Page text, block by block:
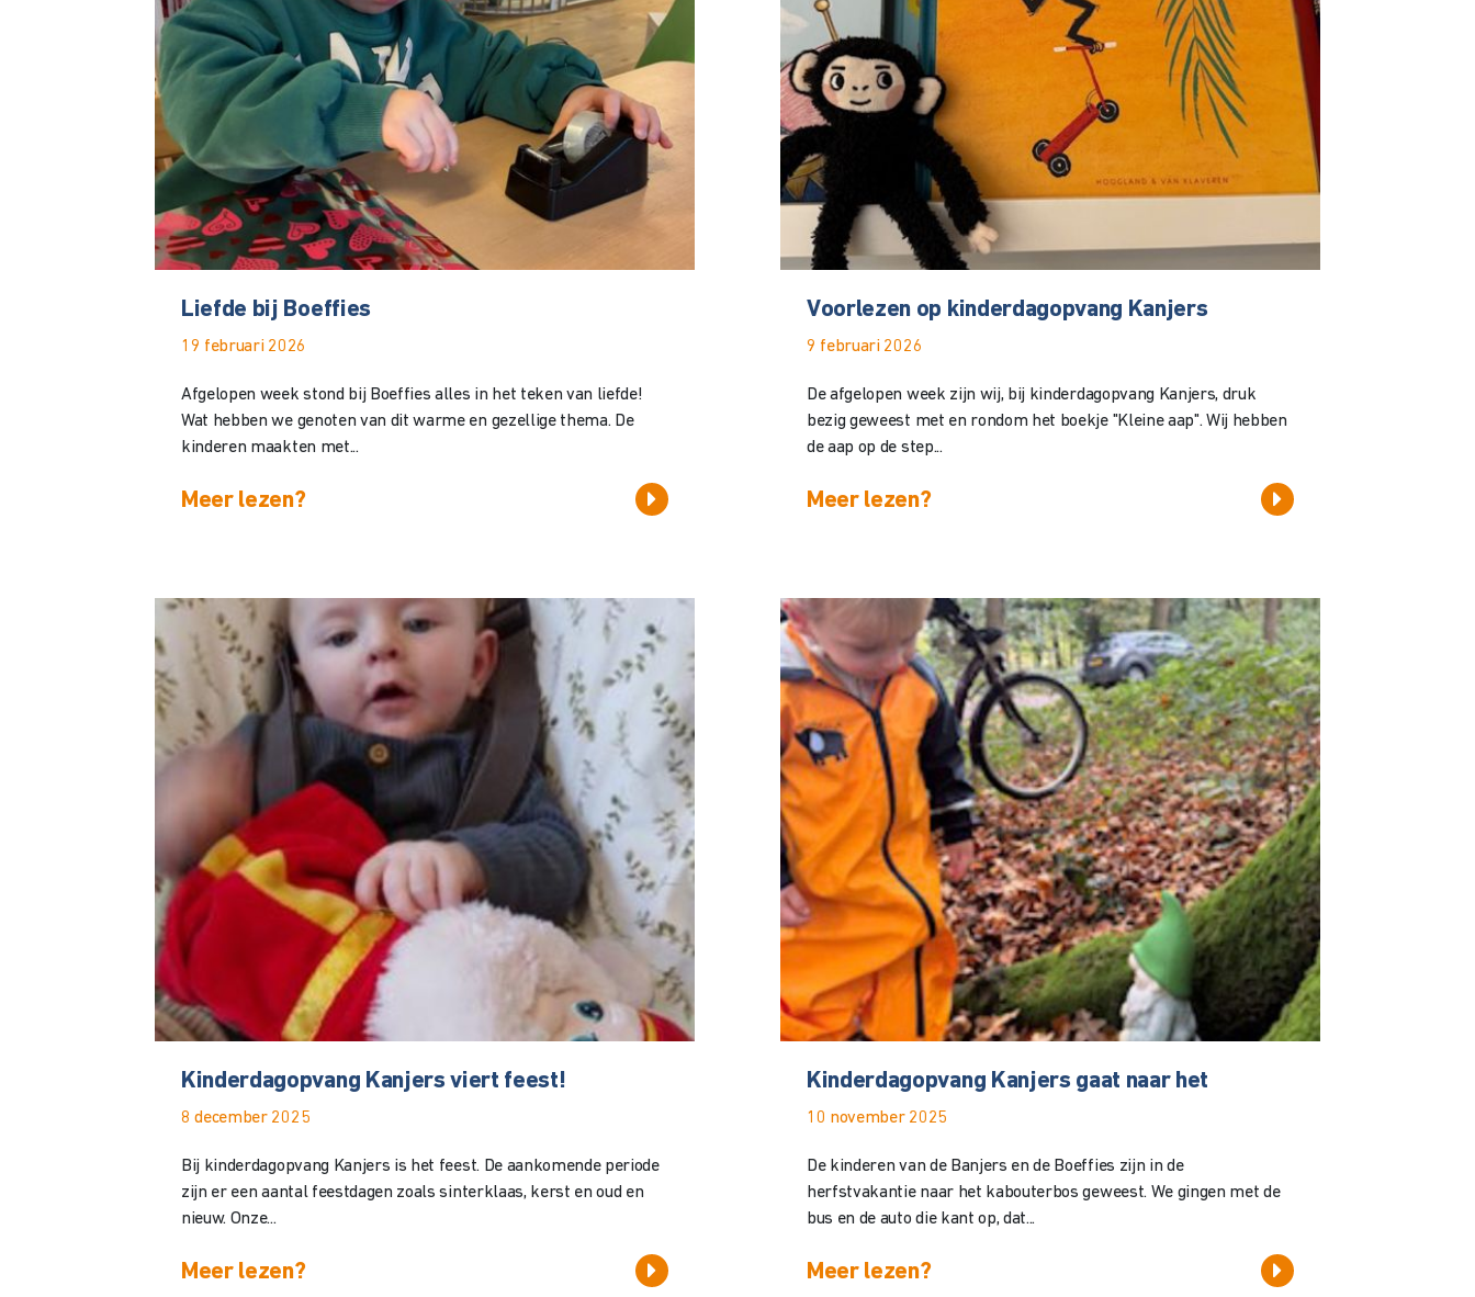
Liefde bij Boeffies
19 februari 2026
Afgelopen week stond bij Boeffies alles in het teken van liefde!
Wat hebben we genoten van dit warme en gezellige thema. De
kinderen maakten met...
Meer lezen?
Voorlezen op kinderdagopvang Kanjers
9 februari 2026
De afgelopen week zijn wij, bij kinderdagopvang Kanjers, druk
bezig geweest met en rondom het boekje "Kleine aap". Wij hebben
de aap op de step...
Meer lezen?
Kinderdagopvang Kanjers viert feest!
8 december 2025
Bij kinderdagopvang Kanjers is het feest. De aankomende periode
zijn er een aantal feestdagen zoals sinterklaas, kerst en oud en
nieuw. Onze...
Meer lezen?
Kinderdagopvang Kanjers gaat naar het
10 november 2025
De kinderen van de Banjers en de Boeffies zijn in de
herfstvakantie naar het kabouterbos geweest. We gingen met de
bus en de auto die kant op, dat...
Meer lezen?